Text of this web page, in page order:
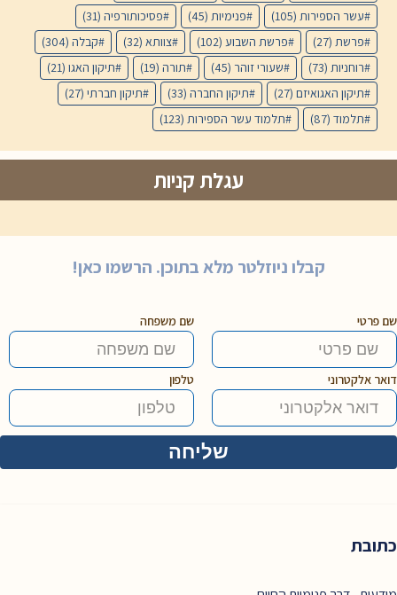
עשר הספירות (105) פנימיות (45) פסיכותורפיה (31)
פרשת (27) פרשת השבוע (102) צוותא (32) קבלה (304)
רוחניות (73) שעורי זוהר (45) תורה (19) תיקון האגו (21)
תיקון האגואיזם (27) תיקון החברה (33) תיקון חברתי (27)
תלמוד (87) תלמוד עשר הספירות (123)
עגלת קניות
קבלו ניוזלטר מלא בתוכן. הרשמו כאן!
שם פרטי שם משפחה
דואר אלקטרוני טלפון
כתובת